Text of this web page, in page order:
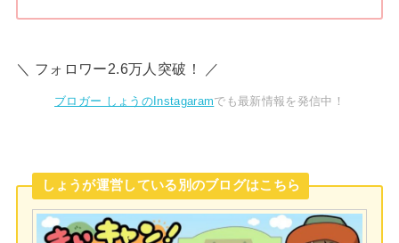
＼ フォロワー2.6万人突破！ ／
ブロガー しょうのInstagaramでも最新情報を発信中！
しょうが運営している別のブログはこちら